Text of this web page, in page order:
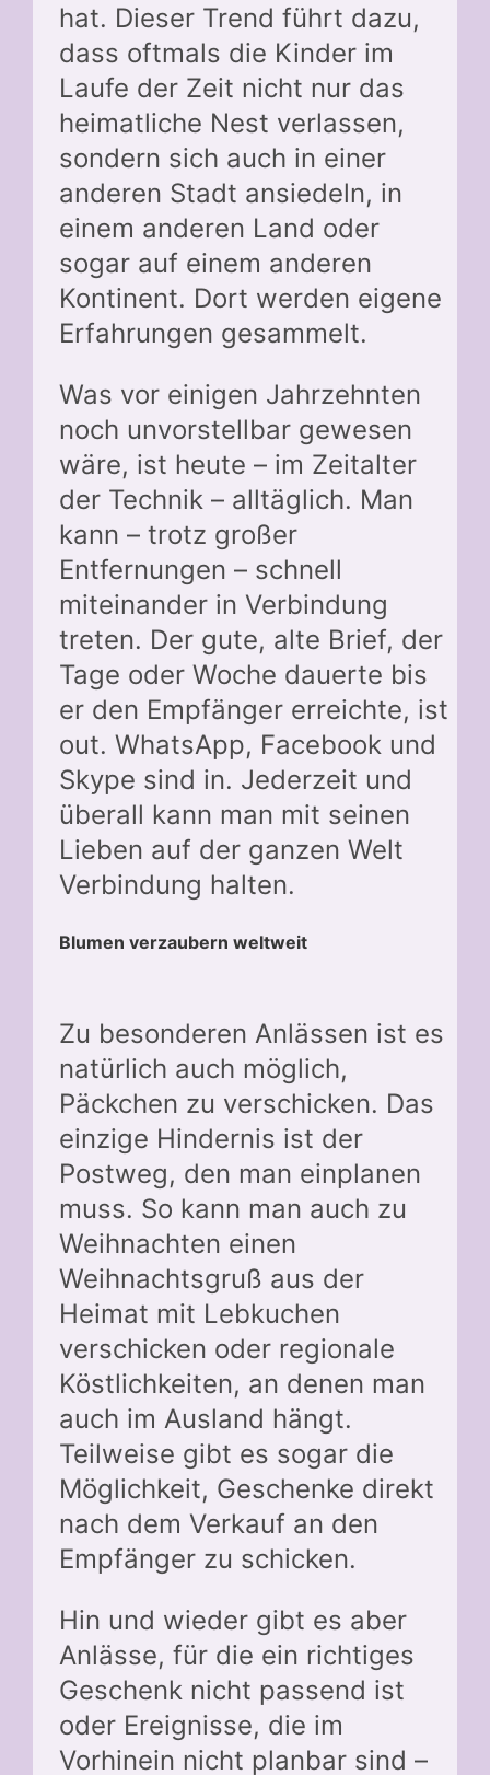
hat. Dieser Trend führt dazu,
dass oftmals die Kinder im
Laufe der Zeit nicht nur das
heimatliche Nest verlassen,
sondern sich auch in einer
anderen Stadt ansiedeln, in
einem anderen Land oder
sogar auf einem anderen
Kontinent. Dort werden eigene
Erfahrungen gesammelt.
Was vor einigen Jahrzehnten
noch unvorstellbar gewesen
wäre, ist heute – im Zeitalter
der Technik – alltäglich. Man
kann – trotz großer
Entfernungen – schnell
miteinander in Verbindung
treten. Der gute, alte Brief, der
Tage oder Woche dauerte bis
er den Empfänger erreichte, ist
out. WhatsApp, Facebook und
Skype sind in. Jederzeit und
überall kann man mit seinen
Lieben auf der ganzen Welt
Verbindung halten.
Blumen verzaubern weltweit
Zu besonderen Anlässen ist es
natürlich auch möglich,
Päckchen zu verschicken. Das
einzige Hindernis ist der
Postweg, den man einplanen
muss. So kann man auch zu
Weihnachten einen
Weihnachtsgruß aus der
Heimat mit Lebkuchen
verschicken oder regionale
Köstlichkeiten, an denen man
auch im Ausland hängt.
Teilweise gibt es sogar die
Möglichkeit, Geschenke direkt
nach dem Verkauf an den
Empfänger zu schicken.
Hin und wieder gibt es aber
Anlässe, für die ein richtiges
Geschenk nicht passend ist
oder Ereignisse, die im
Vorhinein nicht planbar sind –